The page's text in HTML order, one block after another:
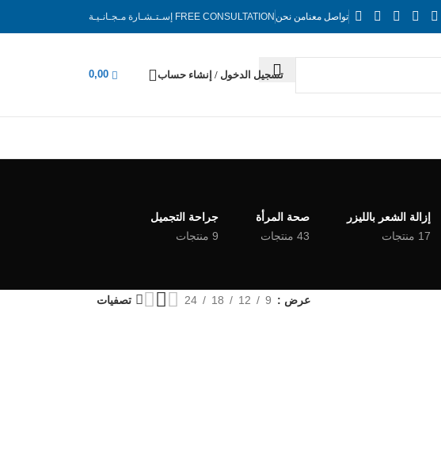
تواصل معنامن نحن FREE CONSULTATION إسـتـشـارة مـجـانـيـة
تسجيل الدخول / إنشاء حساب 0,00
إزالة الشعر بالليزر
17 منتجات
صحة المرأة
43 منتجات
جراحة التجميل
9 منتجات
عرض 9
12
18
24 تصفيات